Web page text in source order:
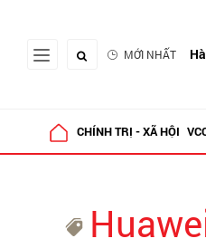
MỚI NHẤT
CHÍNH TRỊ - XÃ HỘI